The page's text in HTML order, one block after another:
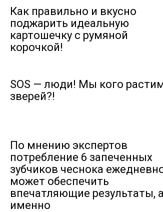
Как правильно и вкусно
поджарить идеальную
картошечку с румяной
корочкой!
SOS — люди! Мы кого
зверей?!
По мнению экспертов
потребление 6 запеченных
зубчиков чеснока
может обеспечить
впечатляющие результаты, а
именно